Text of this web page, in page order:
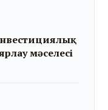
мәселесі